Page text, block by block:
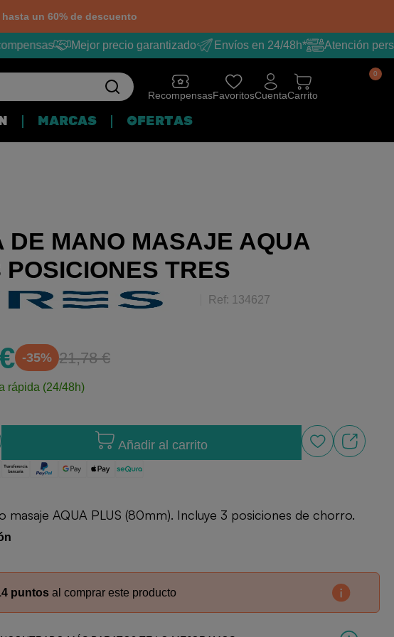
hasta un 60% de descuento
Mejor precio garantizado Envíos en 24/48h* Atención
RecompensasFavoritosCuentaCarrito
0
MARCAS OFERTAS
DE MANO MASAJE AQUA
POSICIONES TRES
Ref: 134627
-35% 21,78 €
rápida (24/48h)
Añadir al carrito
masaje AQUA PLUS (80mm). Incluye 3 posiciones de chorro.
puntos al comprar este producto